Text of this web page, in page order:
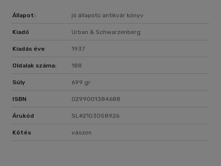
Állapot: jó állapotú antikvár könyv
Kiadó Urban & Schwarzenberg
Kiadás éve 1937
Oldalak száma: 188
Súly 699 gr
ISBN 0299001384688
Árukód SL#2103058926
Kötés vászon